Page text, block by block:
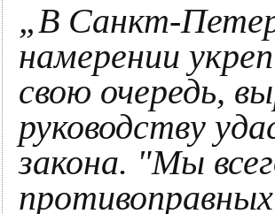
„В Санкт-
намерении
свою очередь,
руководству
закона. "Мы